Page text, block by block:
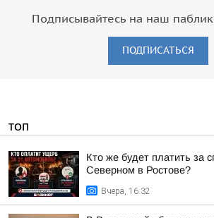
Подписывайтесь на наш паблик
ПОДПИСАТЬСЯ
ТОП
Кто же будет платить за
Северном в Ростове?
Вчера, 16:32